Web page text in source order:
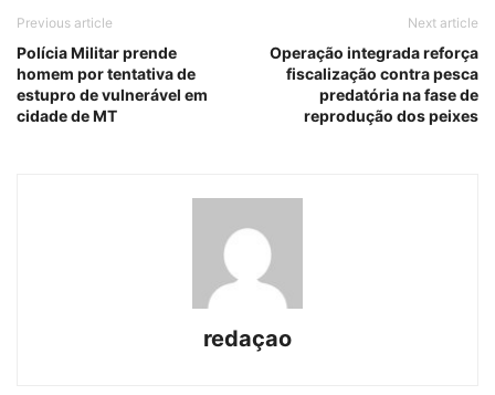
Previous article
Polícia Militar prende
homem por tentativa de
estupro de vulnerável em
cidade de MT
Next article
Operação integrada reforça
fiscalização contra pesca
predatória na fase de
reprodução dos peixes
redaçao